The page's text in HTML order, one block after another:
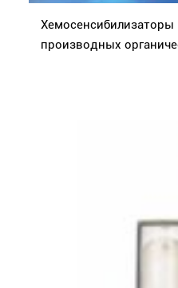
Хемосенсибилизаторы
производных